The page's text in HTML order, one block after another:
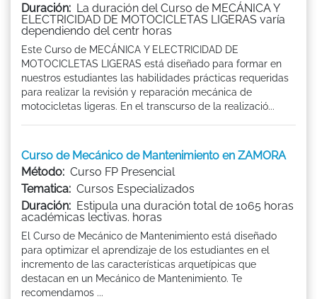
Duración: La duración del Curso de MECÁNICA Y
ELECTRICIDAD DE MOTOCICLETAS LIGERAS varía
dependiendo del centr horas
Este Curso de MECÁNICA Y ELECTRICIDAD DE
MOTOCICLETAS LIGERAS está diseñado para formar en
nuestros estudiantes las habilidades prácticas requeridas
para realizar la revisión y reparación mecánica de
motocicletas ligeras. En el transcurso de la realizació...
Curso de Mecánico de Mantenimiento en ZAMORA
Método: Curso FP Presencial
Tematica: Cursos Especializados
Duración: Estipula una duración total de 1065 horas
académicas lectivas. horas
El Curso de Mecánico de Mantenimiento está diseñado
para optimizar el aprendizaje de los estudiantes en el
incremento de las características arquetípicas que
destacan en un Mecánico de Mantenimiento. Te
recomendamos ...